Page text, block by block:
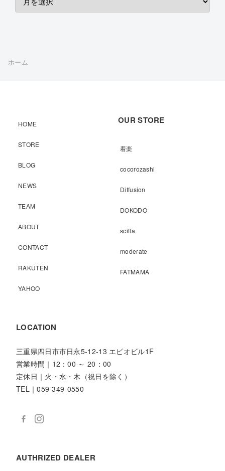
ホーム
HOME
STORE
BLOG
NEWS
TEAM
ABOUT
CONTACT
RAKUTEN
YAHOO
OUR STORE
着楽
cocorozashi
Diffusion
DOKODO
scilla
moderate
FATMAMA
LOCATION
三重県四日市市日永5-12-13 エビオビル1F
営業時間｜12：00 ～ 20：00
定休日｜火・水・木（祝日を除く）
TEL｜059-349-0550
AUTHRIZED DEALER